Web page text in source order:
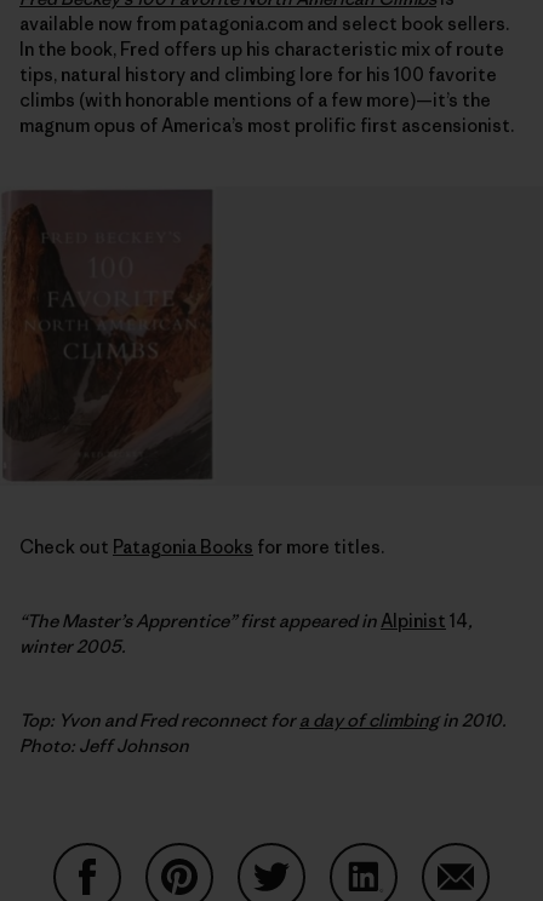
available now from patagonia.com and select book sellers.
In the book, Fred offers up his characteristic mix of route
tips, natural history and climbing lore for his 100 favorite
climbs (with honorable mentions of a few more)—it’s the
magnum opus of America’s most prolific first ascensionist.
Check out Patagonia Books for more titles.
“The Master’s Apprentice” first appeared in Alpinist 14,
winter 2005.
Top: Yvon and Fred reconnect fora day of climbingin 2010.
Photo: Jeff Johnson